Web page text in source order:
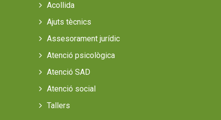
Acollida
Ajuts tècnics
Assesorament jurídic
Atenció psicològica
Atenció SAD
Atenció social
Tallers